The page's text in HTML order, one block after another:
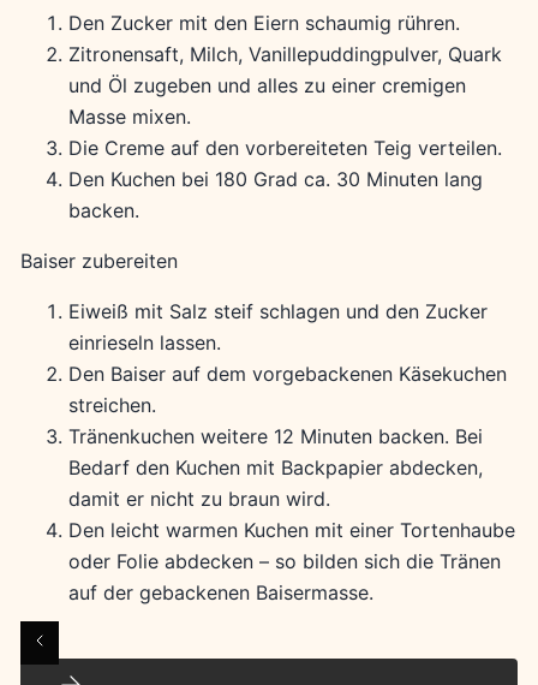
Den Zucker mit den Eiern schaumig rühren.
Zitronensaft, Milch, Vanillepuddingpulver, Quark
und Öl zugeben und alles zu einer cremigen
Masse mixen.
Die Creme auf den vorbereiteten Teig verteilen.
Den Kuchen bei 180 Grad ca. 30 Minuten lang
backen.
Baiser zubereiten
Eiweiß mit Salz steif schlagen und den Zucker
einrieseln lassen.
Den Baiser auf dem vorgebackenen Käsekuchen
streichen.
Tränenkuchen weitere 12 Minuten backen. Bei
Bedarf den Kuchen mit Backpapier abdecken,
damit er nicht zu braun wird.
Den leicht warmen Kuchen mit einer Tortenhaube
oder Folie abdecken – so bilden sich die Tränen
auf der gebackenen Baisermasse.